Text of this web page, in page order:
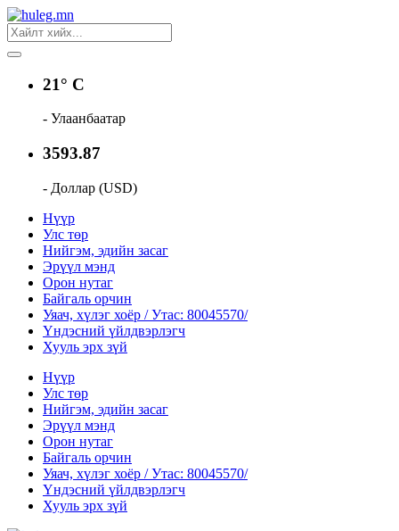
21° C
- Улаанбаатар
3593.87
- Доллар (USD)
Нүүр
Улс төр
Нийгэм, эдийн засаг
Эрүүл мэнд
Орон нутаг
Байгаль орчин
Уяач, хүлэг хоёр / Утас: 80045570/
Үндэсний үйлдвэрлэгч
Хууль эрх зүй
Нүүр
Улс төр
Нийгэм, эдийн засаг
Эрүүл мэнд
Орон нутаг
Байгаль орчин
Уяач, хүлэг хоёр / Утас: 80045570/
Үндэсний үйлдвэрлэгч
Хууль эрх зүй